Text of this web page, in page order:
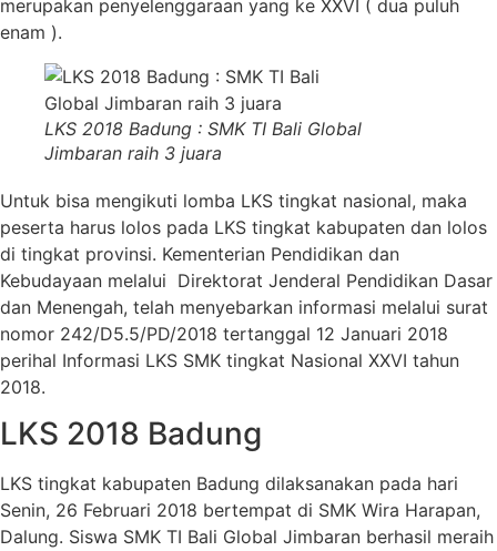
merupakan penyelenggaraan yang ke XXVI ( dua puluh
enam ).
LKS 2018 Badung : SMK TI Bali Global
Jimbaran raih 3 juara
Untuk bisa mengikuti lomba LKS tingkat nasional, maka
peserta harus lolos pada LKS tingkat kabupaten dan lolos
di tingkat provinsi. Kementerian Pendidikan dan
Kebudayaan melalui Direktorat Jenderal Pendidikan Dasar
dan Menengah, telah menyebarkan informasi melalui surat
nomor 242/D5.5/PD/2018 tertanggal 12 Januari 2018
perihal Informasi LKS SMK tingkat Nasional XXVI tahun
2018.
LKS 2018 Badung
LKS tingkat kabupaten Badung dilaksanakan pada hari
Senin, 26 Februari 2018 bertempat di SMK Wira Harapan,
Dalung. Siswa SMK TI Bali Global Jimbaran berhasil meraih